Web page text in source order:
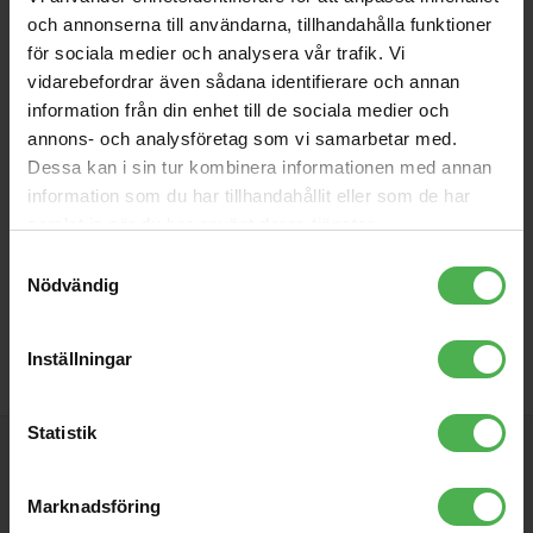
och annonserna till användarna, tillhandahålla funktioner
för sociala medier och analysera vår trafik. Vi
vidarebefordrar även sådana identifierare och annan
information från din enhet till de sociala medier och
annons- och analysföretag som vi samarbetar med.
Dessa kan i sin tur kombinera informationen med annan
information som du har tillhandahållit eller som de har
Nödvändig
Inställningar
Statistik
Marknadsföring
MM 4.2 Dual Coil Split Coil
Hum-cancelling Music Man
Style Pickup
Music Man-stil baspickup, Dual
konstruktion, Autentiskt
magneter för varm och
dynamisk ton, Exponerade